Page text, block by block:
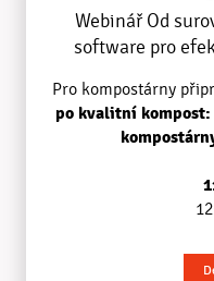
Webinář Od
software pro
Pro kompostárny
po kvalitní